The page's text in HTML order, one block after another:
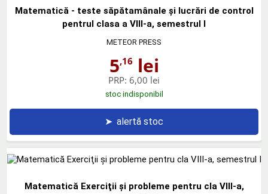
Matematică - teste săpătamânale şi lucrări de control
pentrul clasa a VIII-a, semestrul I
METEOR PRESS
5,16 lei
PRP: 6,00 lei
stoc indisponibil
➤ alertă stoc
Matematică Exerciţii şi probleme pentru cla VIII-a,